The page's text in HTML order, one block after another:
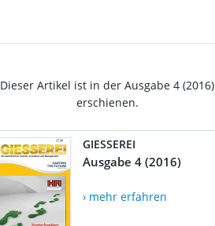
Dieser Artikel ist in der Ausgabe 4 (2016)
erschienen.
GIESSEREI
Ausgabe 4 (2016)
› mehr erfahren